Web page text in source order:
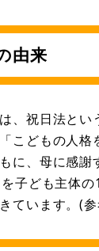
由来
、祝日法とい
こどもの人格
に、母に感謝
子ども主体の
ています。(